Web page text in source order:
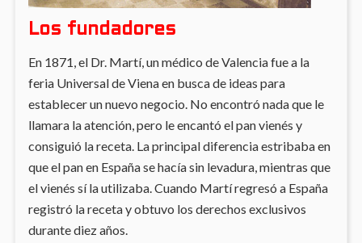
Los fundadores
En 1871, el Dr. Martí, un médico de Valencia fue a la
feria Universal de Viena en busca de ideas para
establecer un nuevo negocio. No encontró nada que le
llamara la atención, pero le encantó el pan vienés y
consiguió la receta. La principal diferencia estribaba en
que el pan en España se hacía sin levadura, mientras que
el vienés sí la utilizaba. Cuando Martí regresó a España
registró la receta y obtuvo los derechos exclusivos
durante diez años.